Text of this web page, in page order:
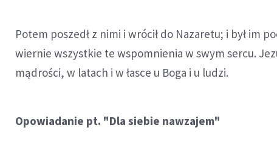
Potem poszedł z nimi i wrócił do Nazaretu; i był im
wiernie wszystkie te wspomnienia w swym sercu.
mądrości, w latach i w łasce u Boga i u ludzi.
Opowiadanie pt. "Dla siebie nawzajem"